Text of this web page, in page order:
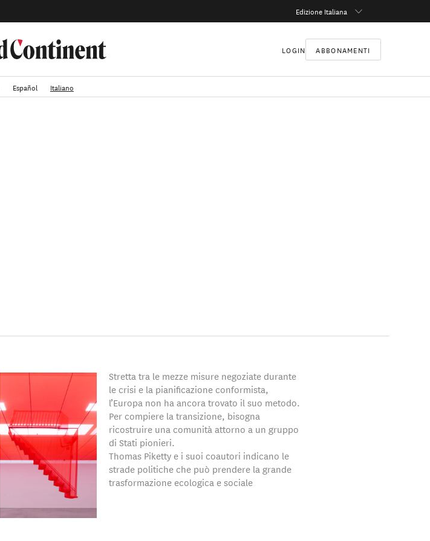
Edizione Italiana
LOGIN ABBONAMENTI
Español Italiano
Stretta tra le mezze misure negoziate durante
le crisi e la pianificazione conformista,
l’Europa non ha ancora trovato il suo metodo.
Per compiere la transizione, bisogna
ricostruire una comunità attorno a un gruppo
di Stati pionieri.
Thomas Piketty e i suoi coautori indicano le
strade politiche che può prendere la grande
trasformazione ecologica e sociale